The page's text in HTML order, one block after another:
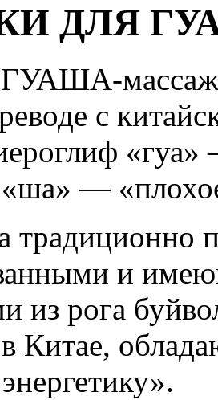
ДЛЯ
ГУАША-
с
«гуа»
«ша» —
традиционно
и
из рога
в Китае,